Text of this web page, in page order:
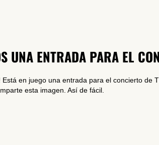
UNA ENTRADA PARA EL
Está en juego una entrada para el concierto
esta imagen. Así de fácil.